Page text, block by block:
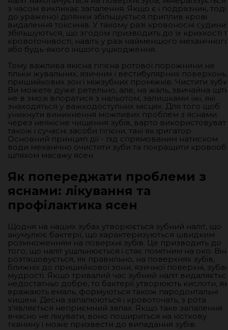
з часом викликає запалення. Якщо є і подразник, тоді
до ураженої ділянки збільшується приплив крові
видалення токсинів. У такому разі кровоносні судини
збільшуються, що згодом призводить до їх крихкості
кровоточивості, навіть у разі найменшого
або будь-якого іншого ушкодження.
Тому важлива якісна гігієна ротової порожнини не
тільки жувальних, язичних і вестибулярних
пришийкових зон і міжзубних проміжків. Чистити зуби
Ви можете дуже ретельно, але, на жаль, звичайна
не в змозі впоратися з нальотом, залишками їжі, які
знаходяться у важкодоступних місцях. Для того щоб
уникнути виникнення можливих проблем з яснами
через неякісне чищення зубів, варто
також і сучасні засоби гігієни, такі як іригатор.
Основний принцип дії - під спрямованим натиском
води механічно очистити зуби та покращити
шляхом масажу ясен.
Як попереджати проблеми з
яснами: лікування та
профілактика ясен
Щодня на наших зубах утворюється зубний наліт, що
акумулює бактерії, що характеризуються швидким
розмноженням на поверхні зубів. Це призводить до
того, що наліт ущільнюється і стає помітним на око. Він
розташовується, як правильно, на поверхнях зубів,
ближніх до пришийкової зони, язичної поверхні,
мудрості. Якщо тривалий час зубний наліт
недостатньо добре, то бактерії утворюють кислоти,
вражають емаль, формуються також пародонтальні
кишені. Десна запалюються і кровоточать, з рота
з'являється неприємний запах. Якщо таке запалення
вчасно не лікувати, воно пошириться на кісткову
тканину і може призвести до випадання зубів.